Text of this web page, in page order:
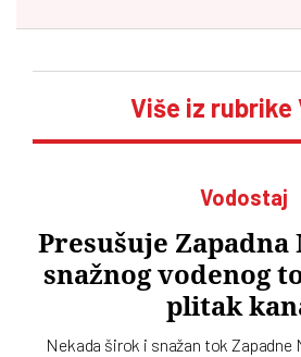
Više iz rubrike
Vodostaj
Presušuje Zapadna
snažnog vodenog
plitak
Nekada širok i snažan tok Zapadne